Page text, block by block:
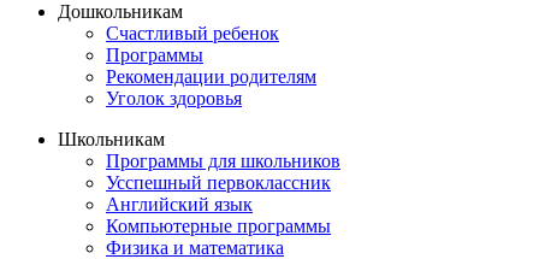
Дошкольникам
Счастливый ребенок
Программы
Рекомендации родителям
Уголок здоровья
Школьникам
Программы для школьников
Усспешный первоклассник
Английский язык
Компьютерные программы
Физика и математика